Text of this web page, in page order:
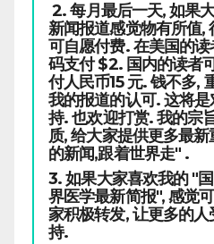
2. 每月最后一天, 如果
新闻报道感觉物有所值,
可自愿付费. 在美国的
码支付 $2. 国内的读者
付人民币15 元. 钱不多,
我的报道的认可. 这将
持. 也欢迎打赏. 我的宗
质, 给大家提供更多最
的新闻,跟着世界走" .
3. 如果大家喜欢我的 "
界医学最新简报", 感觉
家积极转发, 让更多的
持.